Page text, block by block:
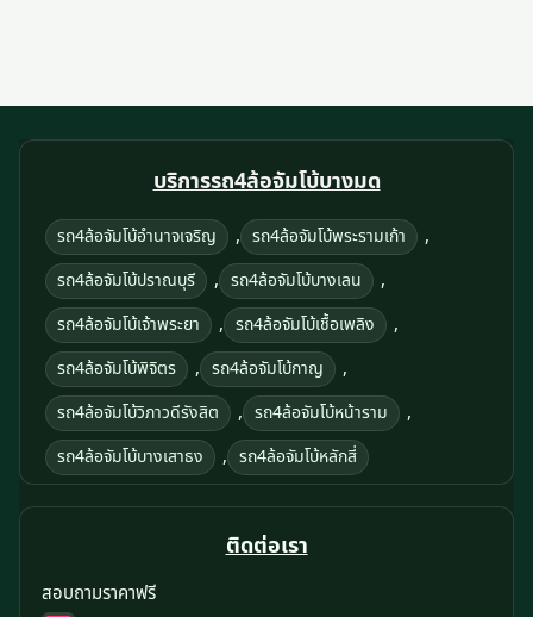
บริการรถ4ล้อจัมโบ้บางมด
รถ4ล้อจัมโบ้อํานาจเจริญ , รถ4ล้อจัมโบ้พระรามเก้า ,
รถ4ล้อจัมโบ้ปราณบุรี , รถ4ล้อจัมโบ้บางเลน ,
รถ4ล้อจัมโบ้เจ้าพระยา , รถ4ล้อจัมโบ้เชื้อเพลิง ,
รถ4ล้อจัมโบ้พิจิตร , รถ4ล้อจัมโบ้กาญ ,
รถ4ล้อจัมโบ้วิภาวดีรังสิต , รถ4ล้อจัมโบ้หน้าราม ,
รถ4ล้อจัมโบ้บางเสาธง , รถ4ล้อจัมโบ้หลักสี่
ติดต่อเรา
สอบถามราคาฟรี